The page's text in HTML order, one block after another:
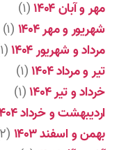
مهر و آبان ۱۴۰۴
(۱)
شهریور و مهر ۱۴۰۴
(۱)
مرداد و شهریور ۱۴۰۴
(۱)
تیر و مرداد ۱۴۰۴
(۱)
خرداد و تیر ۱۴۰۴
(۱)
اردیبهشت و خرداد ۱۴۰۴
بهمن و اسفند ۱۴۰۳
(۲)